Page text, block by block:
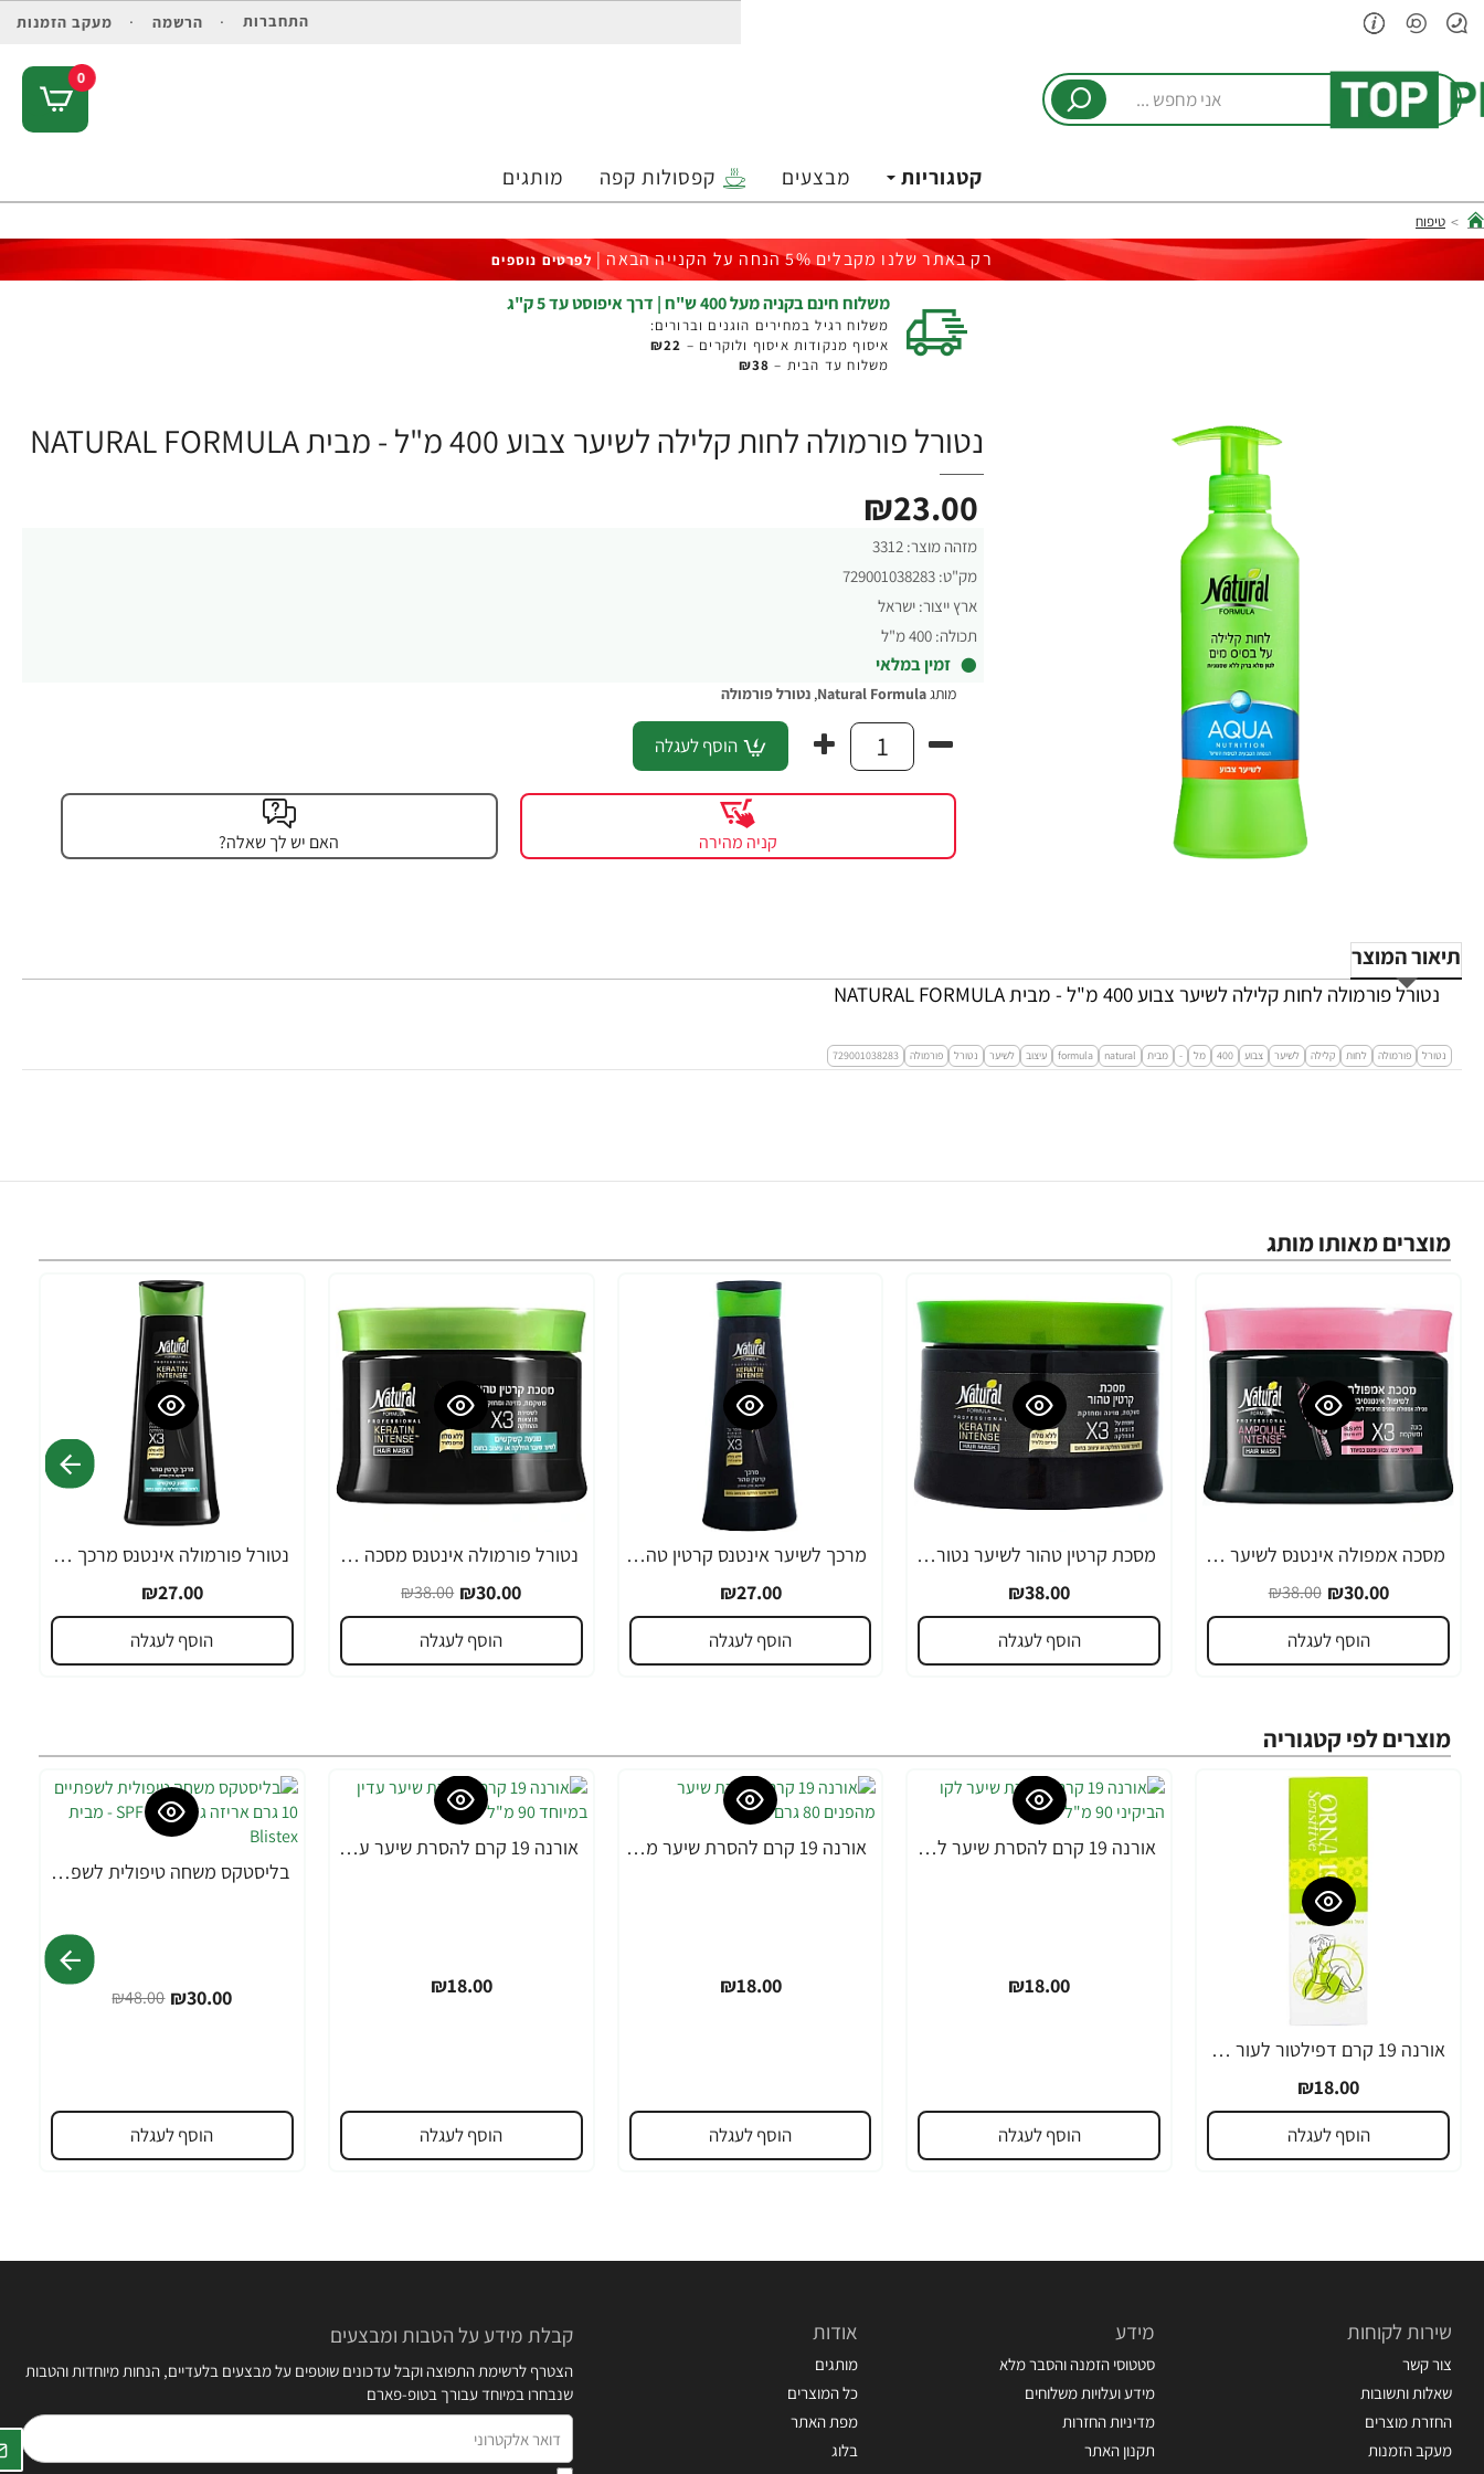
התחברות הרשמה מעקב הזמנות
מחפש
0
קטגוריות מבצעים קפסולות קפה מותגים
home
טיפוח
רק באתר שלנו מקבלים 5% הנחה על הקנייה הבאה | לפרטים נוספים
משלוח חינם בקניה מעל 400 ש"ח | דרך איפוסט עד 5 ק"ג
משלוח רגיל במחירים הוגנים וברורים:
איסוף מנקודות איסוף ולוקרים – ₪22
משלוח עד הבית – ₪38
נטורל פורמולה לחות קלילה לשיער צבוע 400 מ"ל - מבית NATURAL FORMULA
מזהה מוצר: 3312
מק"ט: 729001038283
ארץ ייצור: ישראל
תכולה: 400 מ"ל
זמין במלאי
₪23.00
מותגNatural Formula
, נטורל פורמולה
הוסף לעגלה
קניה מהירה האם יש לך שאלה?
תיאור המוצר
נטורל פורמולה לחות קלילה לשיער צבוע 400 מ"ל - מבית NATURAL FORMULA
נטורל פורמולה לחות קלילה לשיער צבוע 400 מל - מבית natural
formula עיצוב לשיער נטורל פורמולה 729001038283
מוצרים מאותו מותג
-21%
מסכה אמפולה אינטנס לשיער יבש צבוע ופגום במיוחד נטורל פורמולה 350 מ"ל - מבית NATURAL FORMULA
₪30.00
₪38.00
הוסף לעגלה
מסכת קרטין טהור לשיער נטורל פורמולה 350 מ"ל - מבית NATURAL FORMULA
₪38.00
הוסף לעגלה
מרכך לשיער אינטנס קרטין טהור נטורל פורמולה 400 מ"ל - מבית NATURAL FORMULA
₪27.00
הוסף לעגלה
-21%
נטורל פורמולה אינטנס מסכה קרטין טהור מונעת קשקשים 350 מ"ל - מבית NATURAL FORMULA
₪30.00
₪38.00
הוסף לעגלה
נטורל פורמולה אינטנס מרכך קרטין טהור מונע קשקשים 400 מ"ל - מבית NATURAL FORMULA
₪27.00
הוסף לעגלה
מוצרים לפי קטגוריה
אורנה 19 קרם דפילטור לעור רגיש 80 גרם
₪18.00
הוסף לעגלה
אורנה 19 קרם להסרת שיער לקו הביקיני 90 מ"ל
₪18.00
הוסף לעגלה
אורנה 19 קרם להסרת שיער מהפנים 80 גרם
₪18.00
הוסף לעגלה
אורנה 19 קרם להסרת שיער עדין במיוחד 90 מ"ל
₪18.00
הוסף לעגלה
-38% בליסטקס משחה טיפולית לשפתיים 10 גרם אריזה גדולה SPF 10 - מבית Blistex
₪30.00
₪48.00
הוסף לעגלה
שירות לקוחות
צור קשר
שאלות ותשובות
החזרת מוצרים
מעקב הזמנות
מידע
סטטוסי הזמנה והסבר מלא
מידע ועלויות משלוחים
מדיניות החזרות
תקנון האתר
אודות
מותגים
כל המוצרים
מפת האתר
בלוג
קבלת מידע על הטבות ומבצעים
הצטרף לרשימת התפוצה וקבל עדכונים שוטפים על מבצעים בלעדיים, הנחות מיוחדות והטבות
שנבחרו במיוחד עבורך בטופ-פארם
אלקטרוני